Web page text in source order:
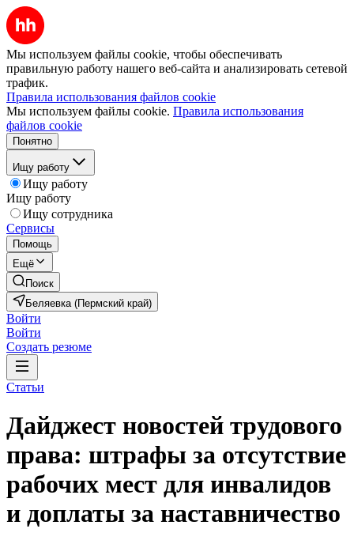
Мы используем файлы cookie, чтобы обеспечивать
правильную работу нашего веб-сайта и анализировать сетевой
трафик.
Правила использования файлов cookie
Мы используем файлы cookie. Правила использования
файлов cookie
Понятно
Ищу работу
Ищу работу
Ищу работу
Ищу сотрудника
Сервисы
Помощь
Ещё
Поиск
Беляевка (Пермский край)
Войти
Войти
Создать резюме
Статьи
Дайджест новостей трудового
права: штрафы за отсутствие
рабочих мест для инвалидов
и доплаты за наставничество